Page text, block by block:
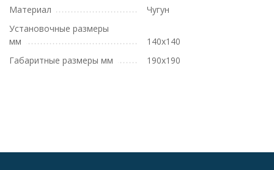
Материал
Чугун
Установочные размеры
мм
140х140
Габаритные размеры мм
190х190